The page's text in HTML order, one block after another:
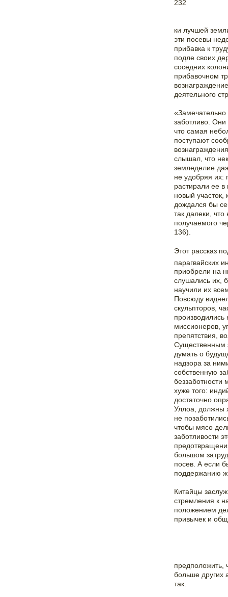
232
ки лучшей
эти посевы
прибавка к
подле своих
соседних
прибавочном
деятельного
заботливо.
что самая
поступают
слышал, что
земледелие
не удобряя их:
растирали ее
новый участок,
дождался бы
так далеки,
получаемого
136).
Этот рассказ
парагвайских
приобрели на
слушались их,
научили их
Повсюду
скульпторов,
миссионеров,
препятствия,
Существенным
думать о
надзора за
собственную
хуже того:
достаточно
Уллоа, должны
не
чтобы мясо
заботливости
большом
посев. А если
поддержанию
Китайцы
стремления к
положением
привычек и
предположить,
больше других
так.